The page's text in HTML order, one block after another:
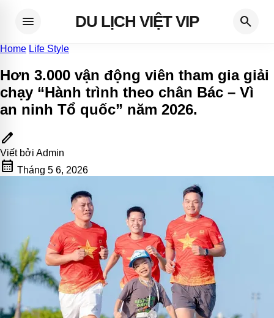
menu DU LỊCH VIỆT VIP search
Home Life Style
Hơn 3.000 vận động viên tham gia giải
chạy “Hành trình theo chân Bác – Vì
an ninh Tổ quốc” năm 2026.
edit
Viết bởi Admin
calendar_month Tháng 5 6, 2026